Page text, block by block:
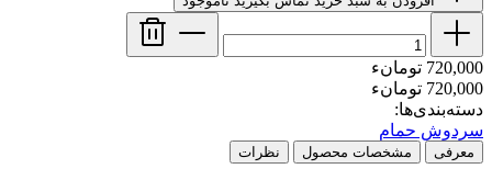
720,000 تومانء
720,000 تومانء
دسته‌بندی‌ها:
سردوش حمام
معرفی مشخصات محصول نظرات